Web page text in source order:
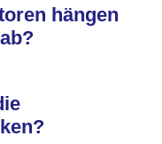
hängen